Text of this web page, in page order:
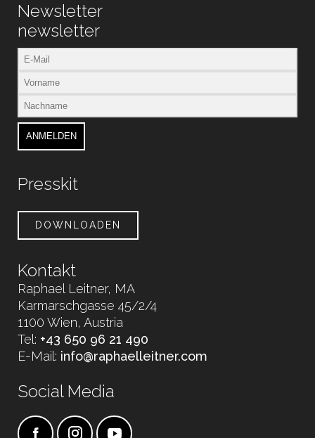
Newsletter
newsletter
ANMELDEN
Presskit
DOWNLOADEN
Kontakt
Raphael Leitner, MA
Karmarschgasse 45/2/4
1100 Wien, Austria
Tel: +43 650 96 21 490
E-Mail: info@raphaelleitner.com
Social Media